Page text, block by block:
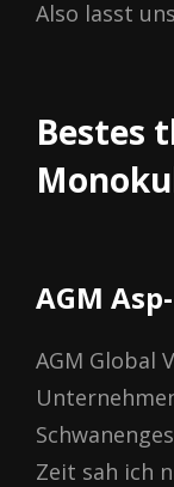
Also lasst
Bestes
AGM
AGM Global
Zeit sah ich